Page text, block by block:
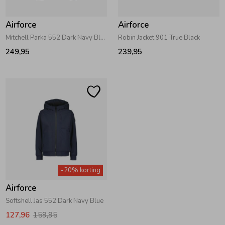
Airforce
Mitchell Parka 552 Dark Navy Blue
249,95
Airforce
Robin Jacket 901 True Black
239,95
-20% korting
Airforce
Softshell Jas 552 Dark Navy Blue
127,96 159,95